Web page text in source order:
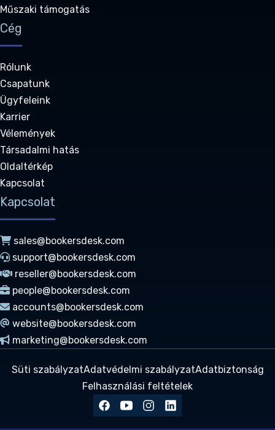
Műszaki támogatás
Cég
Rólunk
Csapatunk
Ügyfeleink
Karrier
Vélemények
Társadalmi hatás
Oldaltérkép
Kapcsolat
Kapcsolat
sales@bookersdesk.com
support@bookersdesk.com
reseller@bookersdesk.com
people@bookersdesk.com
accounts@bookersdesk.com
website@bookersdesk.com
marketing@bookersdesk.com
Süti szabályzatAdatvédelmi szabályzatAdatbiztonság
Felhasználási feltételek